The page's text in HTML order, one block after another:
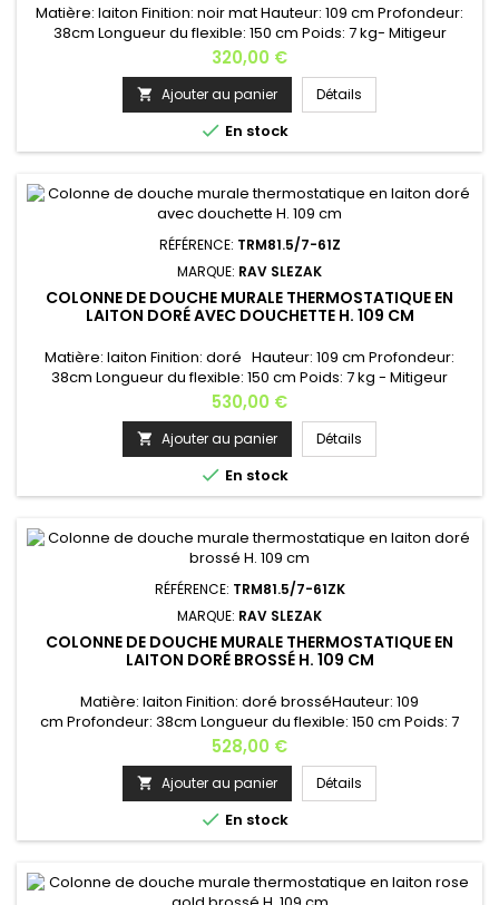
Matière: laiton Finition: noir mat Hauteur: 109 cm Profondeur:
38cm Longueur du flexible: 150 cm Poids: 7 kg- Mitigeur
douche ou baignoire de hauteur de 109 cm - tuyau de
douche en métal flexible de longueur 150 cm - MH1500-
cartouche céramique KA4015- pommeau de douche ø 23
cm - fonction EasyClean - nettoyage facile des jets de
petites douches - facile...
Prix
320,00 €
 Ajouter au panier Détails
 En stock
RÉFÉRENCE: TRM81.5/7-61Z
MARQUE: RAV SLEZAK
COLONNE DE DOUCHE MURALE THERMOSTATIQUE EN
LAITON DORÉ AVEC DOUCHETTE H. 109 CM
Matière: laiton Finition: doré Hauteur: 109 cm Profondeur:
38cm Longueur du flexible: 150 cm Poids: 7 kg - Mitigeur
douche ou baignoire de hauteur de 109 cm- tuyau de
douche en métal flexible de longueur 150 cm - MH1500-
cartouche céramique KA4015- pommeau de douche ø 23
cm - fonction EasyClean - nettoyage facile des jets de
petites douches - facile à...
Prix
530,00 €
 Ajouter au panier Détails
 En stock
RÉFÉRENCE: TRM81.5/7-61ZK
MARQUE: RAV SLEZAK
COLONNE DE DOUCHE MURALE THERMOSTATIQUE EN
LAITON DORÉ BROSSÉ H. 109 CM
Matière: laiton Finition: doré brosséHauteur: 109
cm Profondeur: 38cm Longueur du flexible: 150 cm Poids: 7
kg - Mitigeur douche ou baignoire de hauteur de 109 cm-
tuyau de douche en métal flexible de longueur 150 cm -
MH1500- cartouche céramique KA4015- pommeau de
douche ø 23 cm - fonction EasyClean - nettoyage facile des
jets de petites douches - facile...
Prix
528,00 €
 Ajouter au panier Détails
 En stock